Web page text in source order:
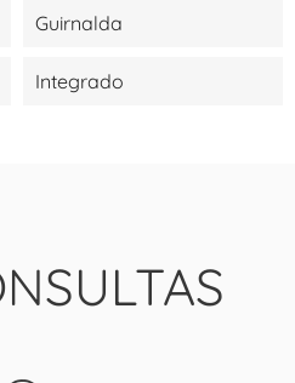
Guirnalda
Integrado